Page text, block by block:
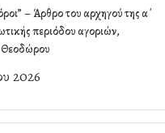
– Άρθρο του αρχηγού της α΄
περιόδου αγοριών,
Θεοδώρου
2026